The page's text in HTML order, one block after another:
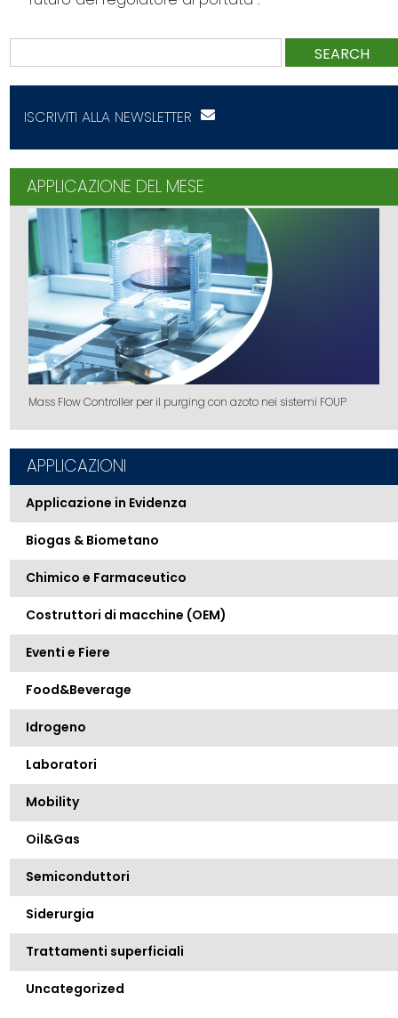
SEARCH
ISCRIVITI ALLA NEWSLETTER
APPLICAZIONE DEL MESE
Mass Flow Controller per il purging con azoto nei sistemi FOUP
APPLICAZIONI
Applicazione in Evidenza
Biogas & Biometano
Chimico e Farmaceutico
Costruttori di macchine (OEM)
Eventi e Fiere
Food&Beverage
Idrogeno
Laboratori
Mobility
Oil&Gas
Semiconduttori
Siderurgia
Trattamenti superficiali
Uncategorized